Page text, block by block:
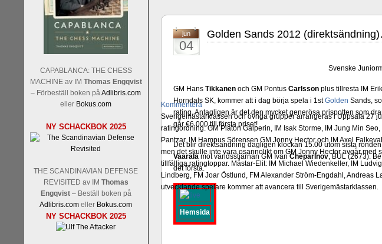
CAPABLANCA: THE CHESS
MACHINE av IM Thomas Engqvist
– Förbeställ boken påAdlibris.com
eller Bokus.com
NY SCHACKBOK 2025
THE SCANDINAVIAN DEFENSE
REVISITED av IM Thomas
Engqvist– Beställ boken på
Adlibris.com eller Bokus.com
NY SCHACKBOK 2025
Kommentera
Sverigemästarklassen och övriga grupper arrangeras i Uppsala 27
ratingordning: GM Platon Galperin, IM Isak Storme, IM Jung Min
Pantzar, IM Hampus Sörensen GM Jonny Hector och IM Axel
men det skulle inte vara osannolikt om GM Jonny Hector avgår
tillfälliga ratingtoppar. Mästar-Elit: IM Michael Wiedenkeller, IM
Lindberg, FM Joar Östlund, FM Alexander Ström-Engdahl, Andreas
utvecklande spelare kommer att avancera till Sverigemästarklassen.
jun
04
Golden Sands 2012
Svenske
GM Hans Tikkanenoch GM Pontus Carlssonplus tillresta IM Erik
Horndals SK, kommer att i dag börja spela i 1stGolden Sands,
rating. Antagligen är det den mycket generösa prispotten som
går €6 000 till första priset!
Det blir direktsändning dagligen klockan 15.00 utom sista
Vaaralamot världsstjärnan GM IvanCheparinov, BUL (2673).
det första.
Hemsida